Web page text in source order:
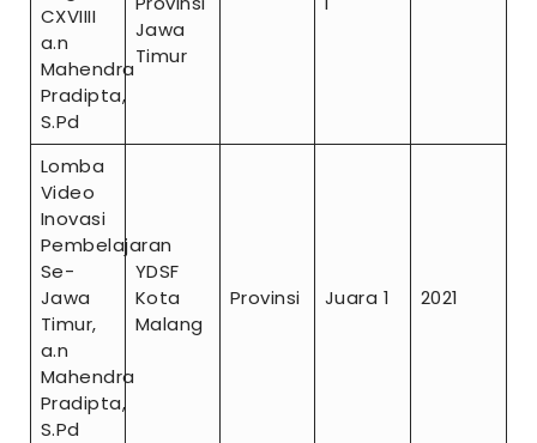
CXVIIII
a.n
Mahendra
Pradipta,
S.Pd
Jawa
Timur
Lomba
Video
Inovasi
Pembelajaran
Se-
Jawa
Timur,
a.n
Mahendra
Pradipta,
S.Pd
YDSF
Kota
Malang
Provinsi Juara 1 2021